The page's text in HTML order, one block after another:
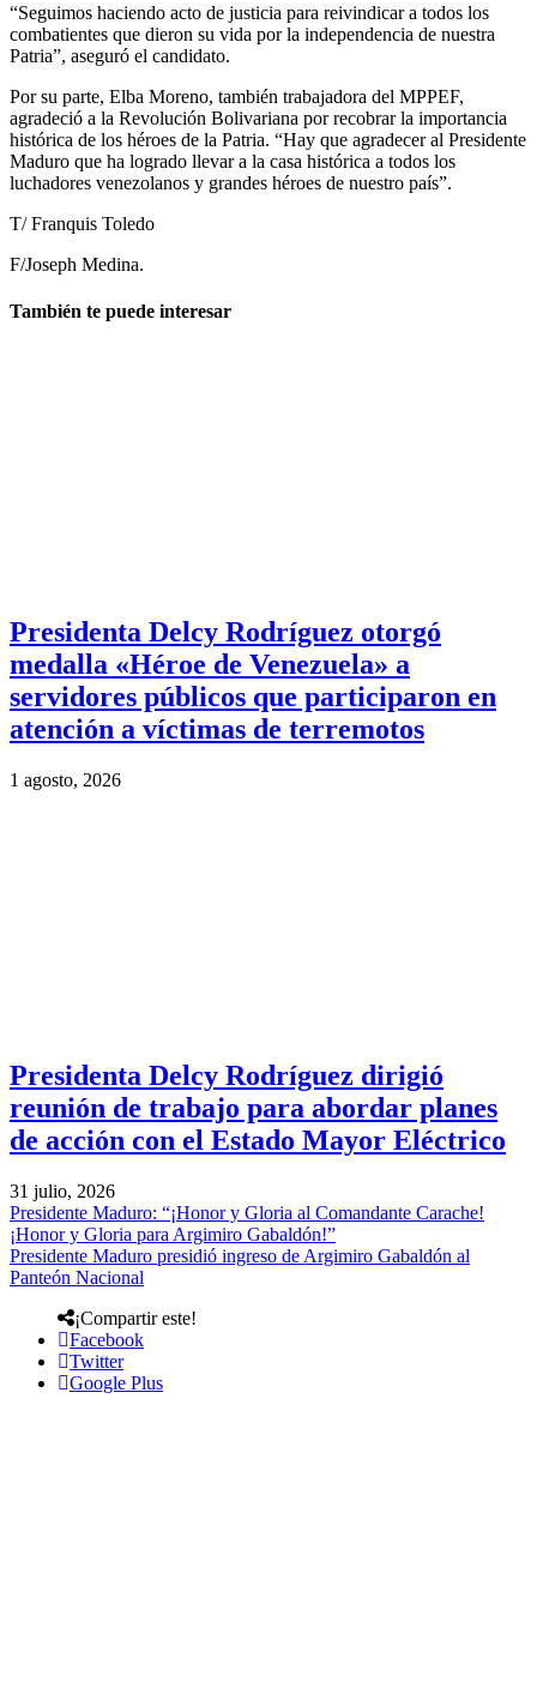
“Seguimos haciendo acto de justicia para reivindicar a todos los
combatientes que dieron su vida por la independencia de nuestra
Patria”, aseguró el candidato.
Por su parte, Elba Moreno, también trabajadora del MPPEF,
agradeció a la Revolución Bolivariana por recobrar la importancia
histórica de los héroes de la Patria. “Hay que agradecer al Presidente
Maduro que ha logrado llevar a la casa histórica a todos los
luchadores venezolanos y grandes héroes de nuestro país”.
T/ Franquis Toledo
F/Joseph Medina.
También te puede interesar
Presidenta Delcy Rodríguez otorgó
medalla «Héroe de Venezuela» a
servidores públicos que participaron en
atención a víctimas de terremotos
1 agosto, 2026
Presidenta Delcy Rodríguez dirigió
reunión de trabajo para abordar planes
de acción con el Estado Mayor Eléctrico
31 julio, 2026
Presidente Maduro: “¡Honor y Gloria al Comandante Carache!
¡Honor y Gloria para Argimiro Gabaldón!”
Presidente Maduro presidió ingreso de Argimiro Gabaldón al
Panteón Nacional
¡Compartir este!
Facebook
Twitter
Google Plus